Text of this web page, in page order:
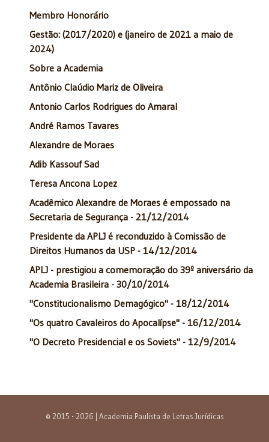
Membro Honorário
Gestão: (2017/2020) e (janeiro de 2021 a maio de
2024)
Sobre a Academia
Antônio Claúdio Mariz de Oliveira
Antonio Carlos Rodrigues do Amaral
André Ramos Tavares
Alexandre de Moraes
Adib Kassouf Sad
Teresa Ancona Lopez
Acadêmico Alexandre de Moraes é empossado na
Secretaria de Segurança - 21/12/2014
Presidente da APLJ é reconduzido à Comissão de
Direitos Humanos da USP - 14/12/2014
APLJ - prestigiou a comemoração do 39º aniversário da
Academia Brasileira - 30/10/2014
"Constitucionalismo Demagógico" - 18/12/2014
"Os quatro Cavaleiros do Apocalípse" - 16/12/2014
"O Decreto Presidencial e os Soviets" - 12/9/2014
© 2015 - 2026 | Academia Paulista de Letras Jurídicas